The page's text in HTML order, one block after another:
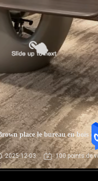
place le bureau en bois de
2025-12-03 100 points de